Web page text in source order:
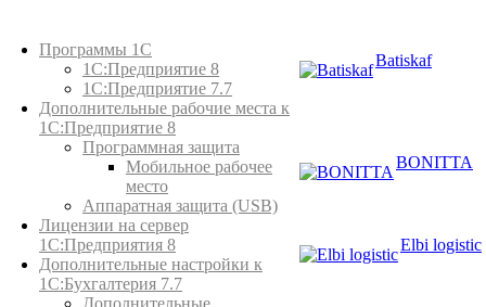
Программы 1С
1С:Предприятие 8
1С:Предприятие 7.7
Дополнительные рабочие места к
1С:Предприятие 8
Программная защита
Мобильное рабочее
место
Аппаратная защита (USB)
Лицензии на сервер
1С:Предприятия 8
Дополнительные настройки к
1С:Бухгалтерия 7.7
Дополнительные
Batiskaf
BONITTA
Elbi logistic